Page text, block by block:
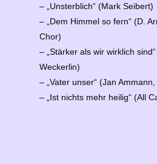
– „Unsterblich“ (Mark Seibert)
– „Dem Himmel so fern“ (D.
Chor)
– „Stärker als wir wirklich
Weckerlin)
– „Vater unser“ (Jan
– „Ist nichts mehr heilig“ (All